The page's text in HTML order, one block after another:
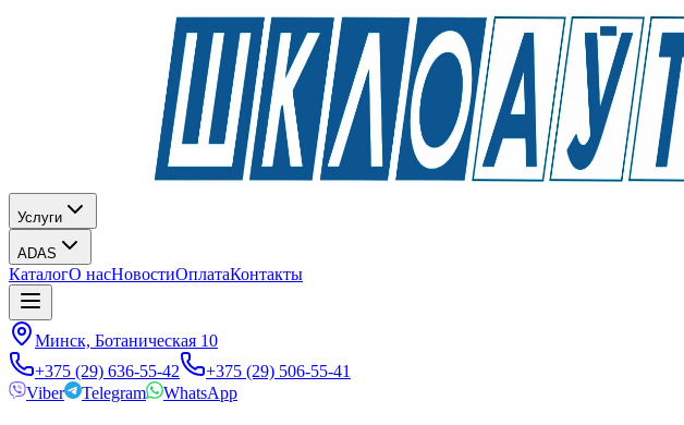
Услуги
ADAS
КаталогО насНовостиОплатаКонтакты
Минск, Ботаническая 10
+375 (29) 636-55-42
+375 (29) 506-55-41
Viber
Telegram WhatsApp